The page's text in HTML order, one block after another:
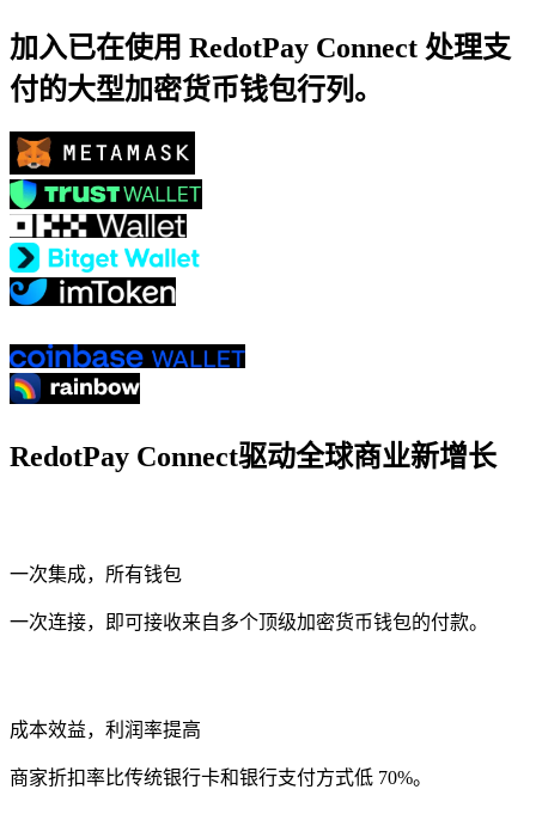
加入已在使用 RedotPay Connect 处理支
付的大型加密货币钱包行列。
RedotPay Connect驱动全球商业新增长
一次集成，所有钱包
一次连接，即可接收来自多个顶级加密货币钱包的付款。
成本效益，利润率提高
商家折扣率比传统银行卡和银行支付方式低 70%。